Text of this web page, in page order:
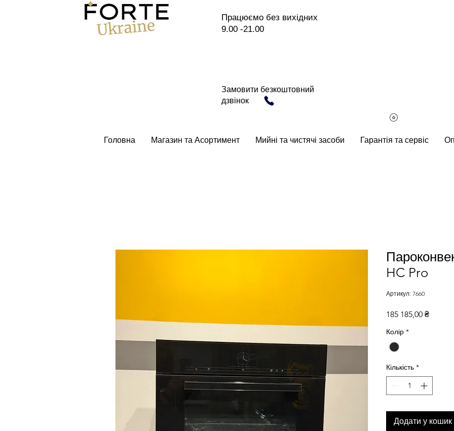
Працюємо без вихідних
9.00 -21.00
Замовити безкоштовний
дзвінок
Головна Магазин та Асортимент Мийні та чистячі засоби Гарантія та сервіс
HC Pro
Артикул: 7660
185 185,00 ₴Ціна
Колір *
Кількість *
Додати у кошик